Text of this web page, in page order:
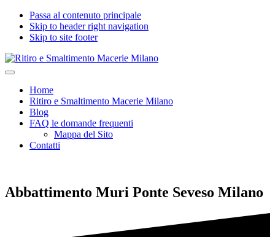
Passa al contenuto principale
Skip to header right navigation
Skip to site footer
Ritiro
Smaltimento
Macerie
Milano
Impresa
seria
certificata
Legname,
Menu
Home
Ritiro e Smaltimento Macerie Milano
Blog
FAQ le domande frequenti
Mappa del Sito
Contatti
Abbattimento Muri Ponte Seveso Milano